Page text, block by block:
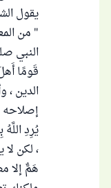
يقول
" من
النبي
قَومًا
الدين
إصلاحه
يُرِدِ
، لكن
هَمٌّ إلا